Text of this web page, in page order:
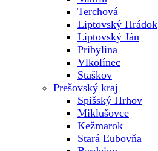
Terchová
Liptovský Hrádok
Liptovský Ján
Pribylina
Vlkolínec
Staškov
Prešovský kraj
Spišský Hrhov
Miklušovce
Kežmarok
Stará Ľubovňa